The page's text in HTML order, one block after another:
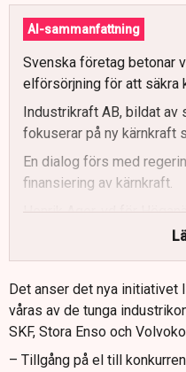
AI-sammanfattning
Svenska företag betonar
elförsörjning för att säkra
Industrikraft AB, bildat av
fokuserar på ny kärnkraft
En dialog förs med
finansiering av kärnkraft.
Henrik Ager, vd för
volatila elpriserna och
Stabil eltillförsel är kritisk
företag i Sveriges södra
Det anser det nya
våras av de tunga
SKF, Stora Enso och
– Tillgång på el till